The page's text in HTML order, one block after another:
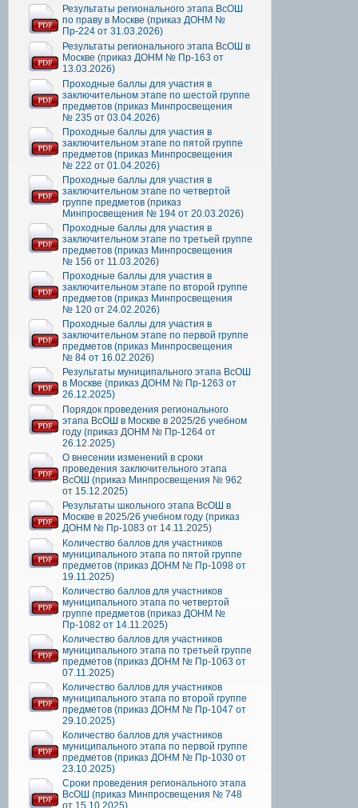
Результаты регионального этапа ВсОШ
по праву в Москве (приказ ДОНМ №
Пр-224 от 31.03.2026)
Результаты регионального этапа ВсОШ в
Москве (приказ ДОНМ № Пр-163 от
13.03.2026)
Проходные баллы для участия в
заключительном этапе по шестой группе
предметов (приказ Минпросвещения
№ 235 от 03.04.2026)
Проходные баллы для участия в
заключительном этапе по пятой группе
предметов (приказ Минпросвещения
№ 222 от 01.04.2026)
Проходные баллы для участия в
заключительном этапе по четвертой
группе предметов (приказ
Минпросвещения № 194 от 20.03.2026)
Проходные баллы для участия в
заключительном этапе по третьей группе
предметов (приказ Минпросвещения
№ 156 от 11.03.2026)
Проходные баллы для участия в
заключительном этапе по второй группе
предметов (приказ Минпросвещения
№ 120 от 24.02.2026)
Проходные баллы для участия в
заключительном этапе по первой группе
предметов (приказ Минпросвещения
№ 84 от 16.02.2026)
Результаты муниципального этапа ВсОШ
в Москве (приказ ДОНМ № Пр-1263 от
26.12.2025)
Порядок проведения регионального
этапа ВсОШ в Москве в 2025/26 учебном
году (приказ ДОНМ № Пр-1264 от
26.12.2025)
О внесении изменений в сроки
проведения заключительного этапа
ВсОШ (приказ Минпросвещения № 962
от 15.12.2025)
Результаты школьного этапа ВсОШ в
Москве в 2025/26 учебном году (приказ
ДОНМ № Пр-1083 от 14.11.2025)
Количество баллов для участников
муниципального этапа по пятой группе
предметов (приказ ДОНМ № Пр-1098 от
19.11.2025)
Количество баллов для участников
муниципального этапа по четвертой
группе предметов (приказ ДОНМ №
Пр-1082 от 14.11.2025)
Количество баллов для участников
муниципального этапа по третьей группе
предметов (приказ ДОНМ № Пр-1063 от
07.11.2025)
Количество баллов для участников
муниципального этапа по второй группе
предметов (приказ ДОНМ № Пр-1047 от
29.10.2025)
Количество баллов для участников
муниципального этапа по первой группе
предметов (приказ ДОНМ № Пр-1030 от
23.10.2025)
Сроки проведения регионального этапа
ВсОШ (приказ Минпросвещения № 748
от 15.10.2025)